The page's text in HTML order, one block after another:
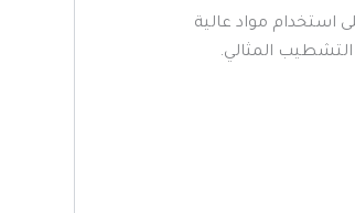
استخدام مواد عالية
التشطيب المثالي.